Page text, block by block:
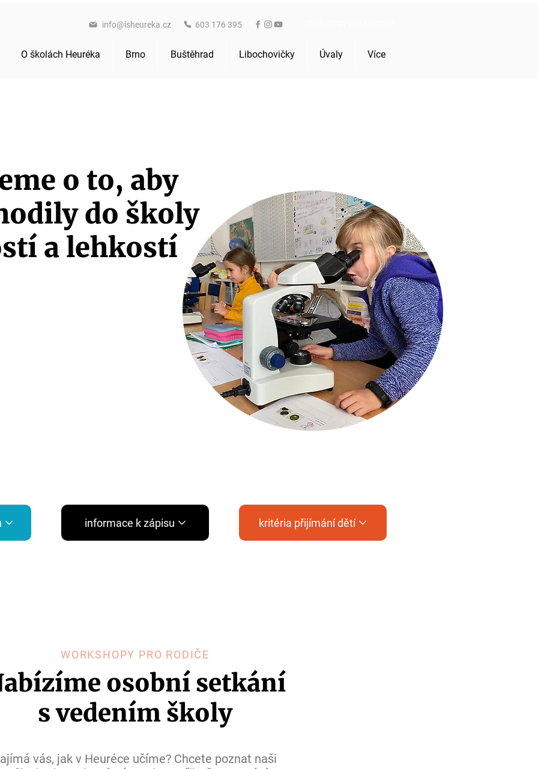
info@isheureka.cz 603 176 395
O školách Heuréka Brno Buštěhrad Libochovičky Úvaly Více
o to, aby
do školy
a lehkostí
informace k zápisu kritéria přijímání dětí
WORKSHOPY PRO RODIČE
osobní setkání
s vedením školy
vás, jak v Heuréce učíme? Chcete poznat naši